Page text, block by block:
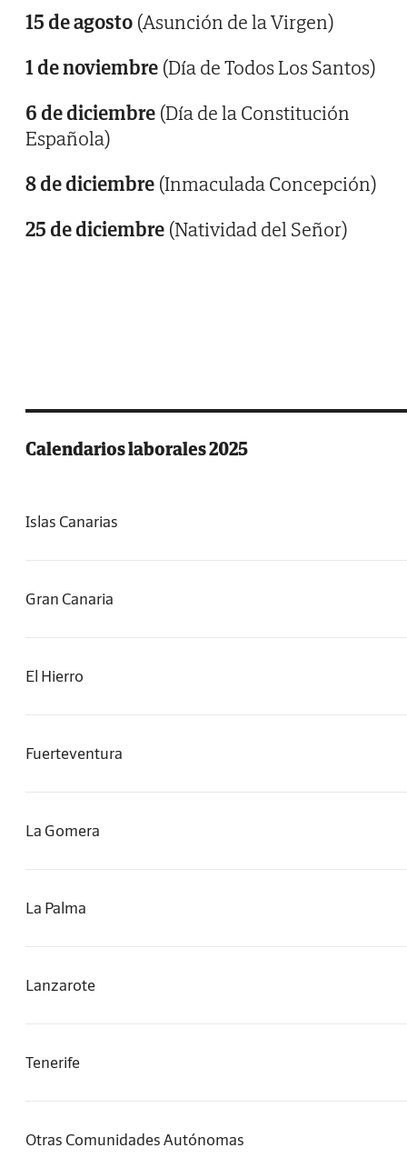
15 de agosto (Asunción de la Virgen)
1 de noviembre (Día de Todos Los Santos)
6 de diciembre (Día de la Constitución
Española)
8 de diciembre (Inmaculada Concepción)
25 de diciembre (Natividad del Señor)
Calendarios laborales 2025
Islas Canarias
Gran Canaria
El Hierro
Fuerteventura
La Gomera
La Palma
Lanzarote
Tenerife
Otras Comunidades Autónomas